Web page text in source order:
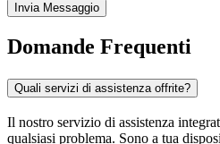
Invia Messaggio
Domande Frequenti
Quali servizi di assistenza offrite?
Il nostro servizio di assistenza
qualsiasi problema. Sono a tua